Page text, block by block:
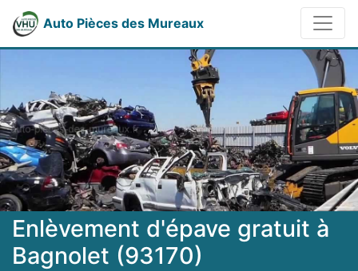
Auto Pièces des Mureaux
Enlèvement d'épave gratuit à
Bagnolet (93170)